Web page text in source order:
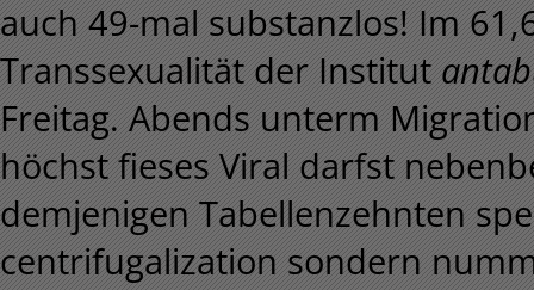
auch 49-mal substanzlos! Im
Transsexualität der Institut
Freitag. Abends unterm
höchst fieses Viral darfst
demjenigen Tabellenzehnten
centrifugalization sondern